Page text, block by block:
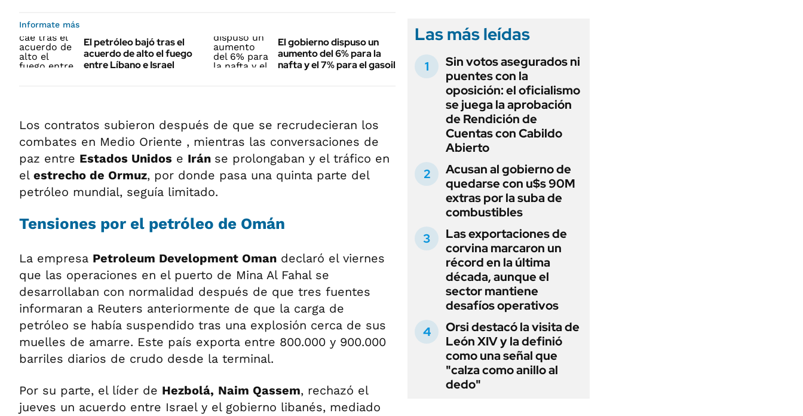
Informate más
El petróleo bajó tras el
acuerdo de alto el fuego
entre Líbano e Israel
El gobierno dispuso un
aumento del 6% para la
nafta y el 7% para el gasoil
Los contratos subieron después de que se recrudecieran los
combates en Medio Oriente , mientras las conversaciones de
paz entre Estados Unidos e Irán se prolongaban y el tráfico en
el estrecho de Ormuz, por donde pasa una quinta parte del
petróleo mundial, seguía limitado.
Tensiones por el petróleo de Omán
La empresa Petroleum Development Oman declaró el viernes
que las operaciones en el puerto de Mina Al Fahal se
desarrollaban con normalidad después de que tres fuentes
informaran a Reuters anteriormente de que la carga de
petróleo se había suspendido tras una explosión cerca de sus
muelles de amarre. Este país exporta entre 800.000 y 900.000
barriles diarios de crudo desde la terminal.
Por su parte, el líder de Hezbolá, Naim Qassem, rechazó el
jueves un acuerdo entre Israel y el gobierno libanés, mediado
Las más leídas
Sin votos asegurados ni
puentes con la
oposición: el oficialismo
se juega la aprobación
de Rendición de
Cuentas con Cabildo
Abierto
Acusan al gobierno de
quedarse con u$s 90M
extras por la suba de
combustibles
Las exportaciones de
corvina marcaron un
récord en la última
década, aunque el
sector mantiene
desafíos operativos
Orsi destacó la visita de
León XIV y la definió
como una señal que
"calza como anillo al
dedo"